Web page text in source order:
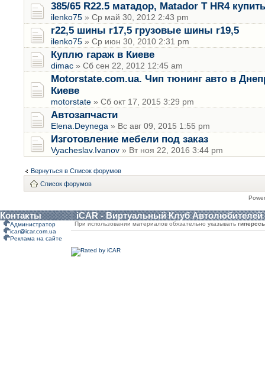
385/65 R22.5 матадор, Matador T HR4
ilenko75 » Ср май 30, 2012 2:43 pm
r22,5 шины r17,5 грузовые шины r19,5
ilenko75 » Ср июн 30, 2010 2:31 pm
Куплю гараж в Киеве
dimac » Сб сен 22, 2012 12:45 am
Motorstate.com.ua. Чип тюнинг авто в
Киеве
motorstate » Сб окт 17, 2015 3:29 pm
Автозапчасти
Elena.Deynega » Вс авг 09, 2015 1:55 pm
Изготовление мебели под заказ
Vyacheslav.Ivanov » Вт ноя 22, 2016 3:44 pm
Вернуться в Список форумов
Список форумов
Контакты iCAR - Виртуальный Клуб Автолюбителей
Администратор
icar@icar.com.ua
Реклама на сайте
При использовании материалов обязательно указывать